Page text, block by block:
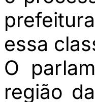
essa
O
região